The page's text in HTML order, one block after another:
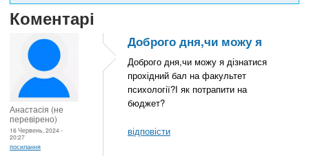
Коментарі
Анастасія (не
перевірено)
16 Червень, 2024 -
20:27
посилання
Доброго дня,чи можу я
Доброго дня,чи можу я дізнатися
прохідний бал на факультет
психології?І як потрапити на
бюджет?
відповісти